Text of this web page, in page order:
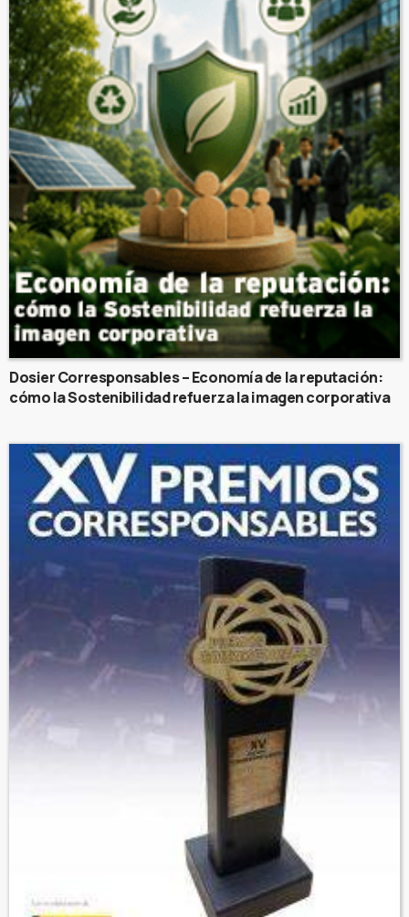
Dosier Corresponsables – Economía de la reputación:
cómo la Sostenibilidad refuerza la imagen corporativa